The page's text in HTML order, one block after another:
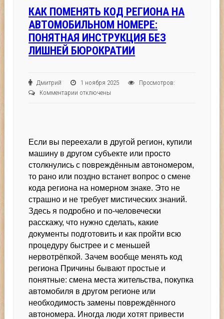
КАК ПОМЕНЯТЬ КОД РЕГИОНА НА
АВТОМОБИЛЬНОМ НОМЕРЕ:
ПОНЯТНАЯ ИНСТРУКЦИЯ БЕЗ
ЛИШНЕЙ БЮРОКРАТИИ
Дмитрий 1 ноября 2025
Просмотров:
Комментарии к
региона
на
автомобильном
понятная
инструкция
без
лишней
бюрократии
отключены
Если вы переехали в другой регион, купили
машину в другом субъекте или просто
столкнулись с повреждённым автономером,
то рано или поздно встанет вопрос о смене
кода региона на номерном знаке. Это не
страшно и не требует мистических знаний.
Здесь я подробно и по-человечески
расскажу, что нужно сделать, какие
документы подготовить и как пройти всю
процедуру быстрее и с меньшей
нервотрёпкой. Зачем вообще менять код
региона Причины бывают простые и
понятные: смена места жительства, покупка
автомобиля в другом регионе или
необходимость замены повреждённого
автономера. Иногда люди хотят привести